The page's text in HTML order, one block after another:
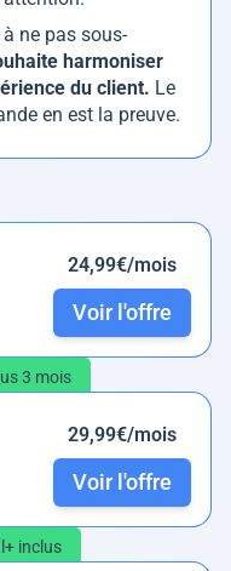
ne pas sous-
harmoniser
du client. Le
en est la preuve.
24,99€/mois
Voir l'offre
3 mois
29,99€/mois
Voir l'offre
inclus